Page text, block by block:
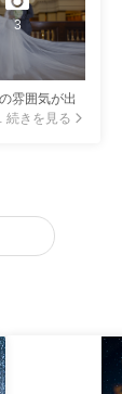
3
雰囲気が出
が撮影でき
続きを見る